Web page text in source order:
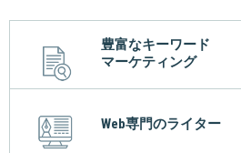
豊富なキーワード
マーケティング
Web専門のライター